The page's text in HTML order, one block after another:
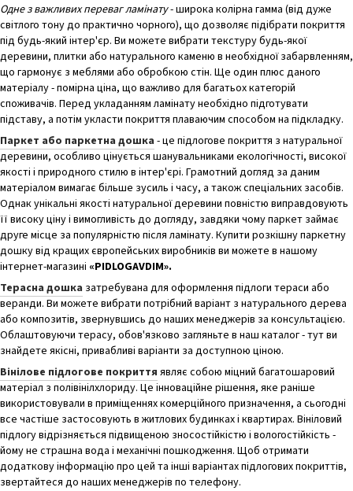
Одне з важливих переваг ламінату- широка колірна гамма (від дуже
світлого тону до практично чорного), що дозволяє підібрати покриття
під будь-який інтер'єр. Ви можете вибрати текстуру будь-якої
деревини, плитки або натурального каменю в необхідної забарвленням,
що гармонує з меблями або обробкою стін. Ще один плюс даного
матеріалу - помірна ціна, що важливо для багатьох категорій
споживачів. Перед укладанням ламінату необхідно підготувати
підставу, а потім укласти покриття плаваючим способом на підкладку.
Паркет або паркетна дошка - це підлогове покриття з натуральної
деревини, особливо цінується шанувальниками екологічності, високої
якості і природного стилю в інтер'єрі. Грамотний догляд за даним
матеріалом вимагає більше зусиль і часу, а також спеціальних засобів.
Однак унікальні якості натуральної деревини повністю виправдовують
її високу ціну і вимогливість до догляду, завдяки чому паркет займає
друге місце за популярністю після ламінату. Купити розкішну паркетну
дошку від кращих європейських виробників ви можете в нашому
інтернет-магазині «PIDLOGAVDIM».
Терасна дошка затребувана для оформлення підлоги тераси або
веранди. Ви можете вибрати потрібний варіант з натурального дерева
або композитів, звернувшись до наших менеджерів за консультацією.
Облаштовуючи терасу, обов'язково загляньте в наш каталог - тут ви
знайдете якісні, привабливі варіанти за доступною ціною.
Вінілове підлогове покриття являє собою міцний багатошаровий
матеріал з полівінілхлориду. Це інноваційне рішення, яке раніше
використовували в приміщеннях комерційного призначення, а сьогодні
все частіше застосовують в житлових будинках і квартирах. Вініловий
підлогу відрізняється підвищеною зносостійкістю і вологостійкість -
йому не страшна вода і механічні пошкодження. Щоб отримати
додаткову інформацію про цей та інші варіантах підлогових покриттів,
звертайтеся до наших менеджерів по телефону.